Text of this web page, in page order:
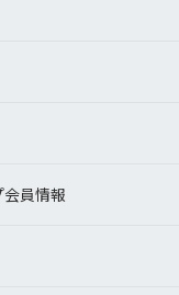
員情報